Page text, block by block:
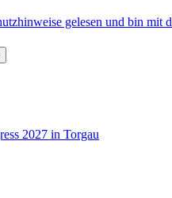
gelesen und bin
2027 in Torgau